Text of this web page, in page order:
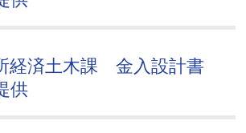
経済土木課 金入設計書
供